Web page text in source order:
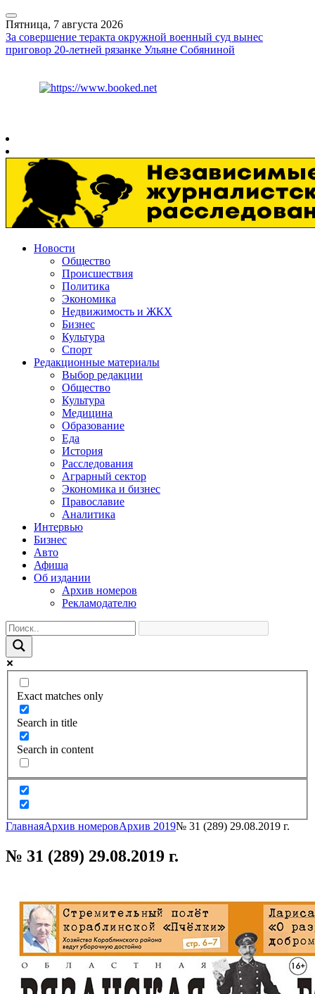
Пятница, 7 августа 2026
За совершение теракта окружной военный суд вынес
приговор 20-летней рязанке Ульяне Собяниной
Новости
Общество
Происшествия
Политика
Экономика
Недвижимость и ЖКХ
Бизнес
Культура
Спорт
Редакционные материалы
Выбор редакции
Общество
Культура
Медицина
Образование
Еда
История
Расследования
Аграрный сектор
Экономика и бизнес
Православие
Аналитика
Интервью
Бизнес
Авто
Афиша
Об издании
Архив номеров
Рекламодателю
Exact matches only
Search in title
Search in content
ГлавнаяАрхив номеровАрхив 2019№ 31 (289) 29.08.2019 г.
№ 31 (289) 29.08.2019 г.